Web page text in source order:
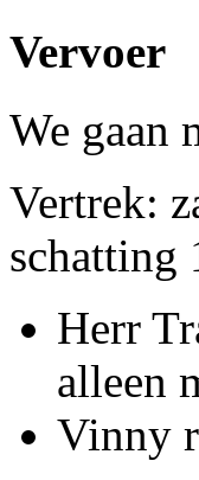
Vervoer
We gaan
Vertrek:
schatting
Herr
alleen
Vinny